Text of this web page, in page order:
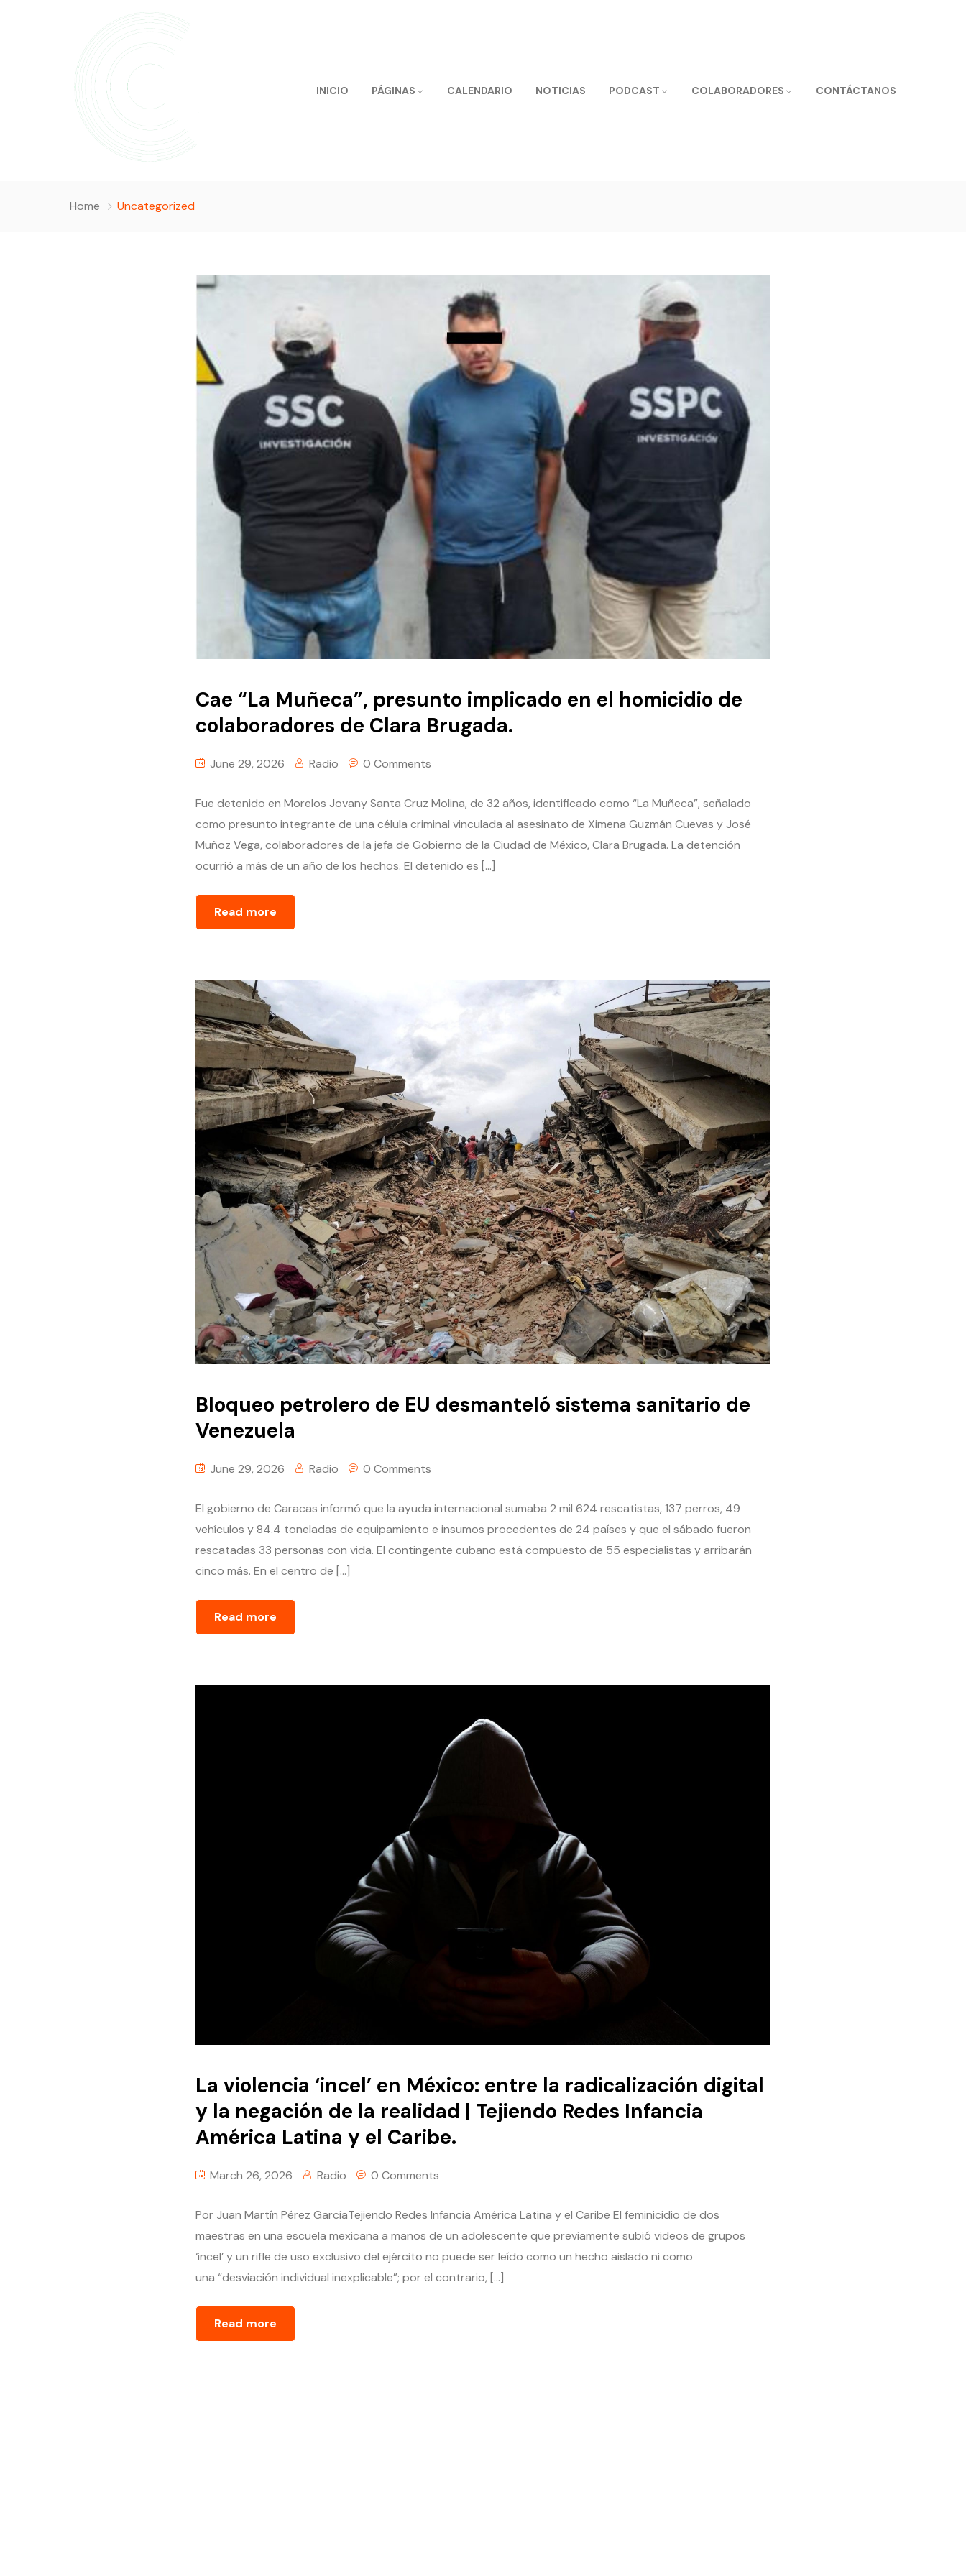
INICIO PÁGINAS CALENDARIO NOTICIAS PODCAST COLABORADORES CONTÁCTANOS
Home Uncategorized
Cae “La Muñeca”, presunto implicado en el homicidio de
colaboradores de Clara Brugada.
June 29, 2026 Radio 0 Comments
Fue detenido en Morelos Jovany Santa Cruz Molina, de 32 años, identificado como “La Muñeca”, señalado
como presunto integrante de una célula criminal vinculada al asesinato de Ximena Guzmán Cuevas y José
Muñoz Vega, colaboradores de la jefa de Gobierno de la Ciudad de México, Clara Brugada. La detención
ocurrió a más de un año de los hechos. El detenido es […]
Read more
Bloqueo petrolero de EU desmanteló sistema sanitario de
Venezuela
June 29, 2026 Radio 0 Comments
El gobierno de Caracas informó que la ayuda internacional sumaba 2 mil 624 rescatistas, 137 perros, 49
vehículos y 84.4 toneladas de equipamiento e insumos procedentes de 24 países y que el sábado fueron
rescatadas 33 personas con vida. El contingente cubano está compuesto de 55 especialistas y arribarán
cinco más. En el centro de […]
Read more
La violencia ‘incel’ en México: entre la radicalización digital
y la negación de la realidad | Tejiendo Redes Infancia
América Latina y el Caribe.
March 26, 2026 Radio 0 Comments
Por Juan Martín Pérez GarcíaTejiendo Redes Infancia América Latina y el Caribe El feminicidio de dos
maestras en una escuela mexicana a manos de un adolescente que previamente subió videos de grupos
‘incel’ y un rifle de uso exclusivo del ejército no puede ser leído como un hecho aislado ni como
una “desviación individual inexplicable”; por el contrario, […]
Read more